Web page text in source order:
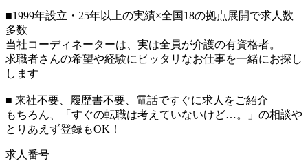
■1999年設立・25年以上の実績×全国18の拠点展開で求人数
多数
当社コーディネーターは、実は全員が介護の有資格者。
求職者さんの希望や経験にピッタリなお仕事を一緒にお探し
します
■ 来社不要、履歴書不要、電話ですぐに求人をご紹介
もちろん、「すぐの転職は考えていないけど…。」の相談や
とりあえず登録もOK！
求人番号